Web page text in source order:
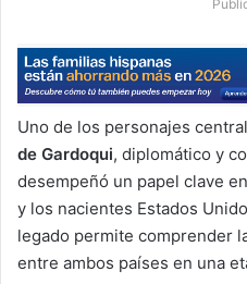
Uno de los personajes
de Gardoqui, diplomático y
desempeñó un papel clave
y los nacientes Estados
legado permite comprender
entre ambos países en una